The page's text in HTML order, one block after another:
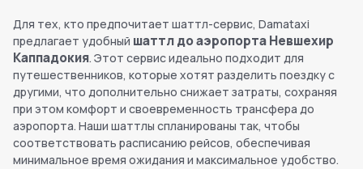
Для тех, кто предпочитает шаттл-сервис, Damataxi
предлагает удобный шаттл до аэропорта Невшехир
Каппадокия. Этот сервис идеально подходит для
путешественников, которые хотят разделить поездку с
другими, что дополнительно снижает затраты, сохраняя
при этом комфорт и своевременность трансфера до
аэропорта. Наши шаттлы спланированы так, чтобы
соответствовать расписанию рейсов, обеспечивая
минимальное время ожидания и максимальное удобство.